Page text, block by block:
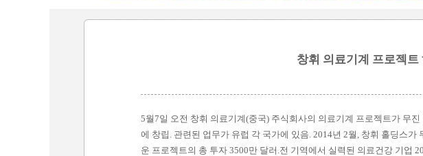
창휘 의료기계 프로젝트
5월7일 오전 창휘 의료기계(중국) 주식회사의 의료기계 프로젝트가 무
에 창립. 관련된 업무가 유럽 각 국가에 있음. 2014년 2월, 창휘 홀딩스
운 프로젝트의 총 투자 3500만 달러.전 기역에서 실력된 의료건강 기업